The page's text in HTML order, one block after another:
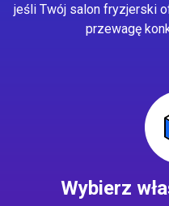
jeśli Twój salon fryzjerski
przewagę
Wybierz